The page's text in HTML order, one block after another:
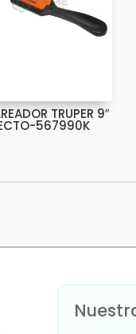
TRUPER 9″
567990K